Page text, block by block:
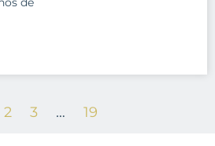
2 3 … 19